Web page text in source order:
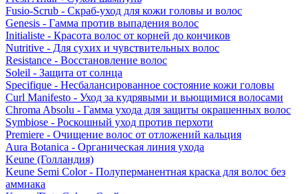
Fusio-Scrub - Скраб-уход для кожи головы и волос
Genesis - Гамма против выпадения волос
Initialiste - Красота волос от корней до кончиков
Nutritive - Для сухих и чувствительных волос
Resistance - Восстановление волос
Soleil - Защита от солнца
Specifique - Несбалансированное состояние кожи головы
Curl Manifesto - Уход за кудрявыми и вьющимися волосами
Chroma Absolu - Гамма ухода для защиты окрашенных волос
Symbiose - Роскошный уход против перхоти
Premiere - Очищение волос от отложений кальция
Aura Botanica - Органическая линия ухода
Keune (Голландия)
Keune Semi Color - Полуперманентная краска для волос без
аммиака